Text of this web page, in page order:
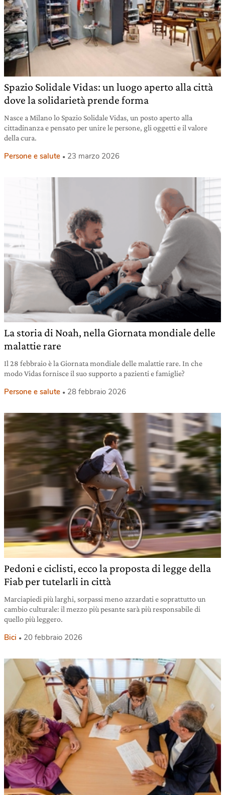
Spazio Solidale Vidas: un luogo aperto alla città
dove la solidarietà prende forma
Nasce a Milano lo Spazio Solidale Vidas, un posto aperto alla
cittadinanza e pensato per unire le persone, gli oggetti e il valore
della cura.
Persone e salute 23 marzo 2026
La storia di Noah, nella Giornata mondiale delle
malattie rare
Il 28 febbraio è la Giornata mondiale delle malattie rare. In che
modo Vidas fornisce il suo supporto a pazienti e famiglie?
Persone e salute 28 febbraio 2026
Pedoni e ciclisti, ecco la proposta di legge della
Fiab per tutelarli in città
Marciapiedi più larghi, sorpassi meno azzardati e soprattutto un
cambio culturale: il mezzo più pesante sarà più responsabile di
quello più leggero.
Bici 20 febbraio 2026